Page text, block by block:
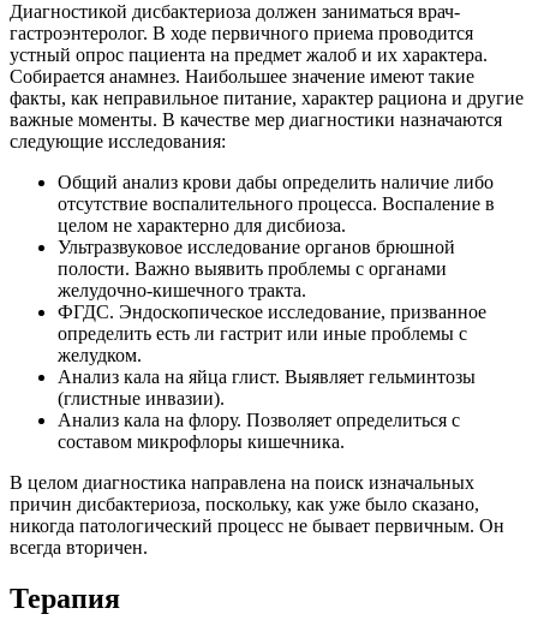
Диагностикой дисбактериоза должен заниматься врач-
гастроэнтеролог. В ходе первичного приема проводится
устный опрос пациента на предмет жалоб и их характера.
Собирается анамнез. Наибольшее значение имеют такие
факты, как неправильное питание, характер рациона и другие
важные моменты. В качестве мер диагностики назначаются
следующие исследования:
Общий анализ крови дабы определить наличие либо
отсутствие воспалительного процесса. Воспаление в
целом не характерно для дисбиоза.
Ультразвуковое исследование органов брюшной
полости. Важно выявить проблемы с органами
желудочно-кишечного тракта.
ФГДС. Эндоскопическое исследование, призванное
определить есть ли гастрит или иные проблемы с
желудком.
Анализ кала на яйца глист. Выявляет гельминтозы
(глистные инвазии).
Анализ кала на флору. Позволяет определиться с
составом микрофлоры кишечника.
В целом диагностика направлена на поиск изначальных
причин дисбактериоза, поскольку, как уже было сказано,
никогда патологический процесс не бывает первичным. Он
всегда вторичен.
Терапия